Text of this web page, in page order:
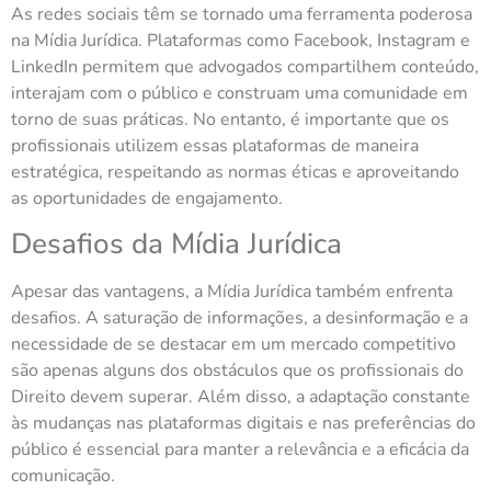
As redes sociais têm se tornado uma ferramenta poderosa
na Mídia Jurídica. Plataformas como Facebook, Instagram e
LinkedIn permitem que advogados compartilhem conteúdo,
interajam com o público e construam uma comunidade em
torno de suas práticas. No entanto, é importante que os
profissionais utilizem essas plataformas de maneira
estratégica, respeitando as normas éticas e aproveitando
as oportunidades de engajamento.
Desafios da Mídia Jurídica
Apesar das vantagens, a Mídia Jurídica também enfrenta
desafios. A saturação de informações, a desinformação e a
necessidade de se destacar em um mercado competitivo
são apenas alguns dos obstáculos que os profissionais do
Direito devem superar. Além disso, a adaptação constante
às mudanças nas plataformas digitais e nas preferências do
público é essencial para manter a relevância e a eficácia da
comunicação.